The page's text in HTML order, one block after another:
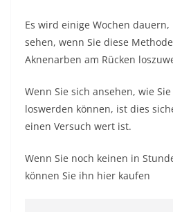
Es wird einige Wochen dauern,
sehen, wenn Sie diese
Aknenarben am Rücken
Wenn Sie sich ansehen, wie
loswerden können, ist dies
einen Versuch wert ist.
Wenn Sie noch keinen in
können Sie ihn hier kaufen